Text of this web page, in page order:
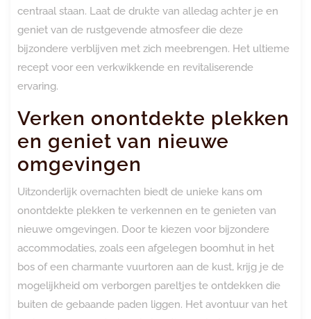
centraal staan. Laat de drukte van alledag achter je en
geniet van de rustgevende atmosfeer die deze
bijzondere verblijven met zich meebrengen. Het ultieme
recept voor een verkwikkende en revitaliserende
ervaring.
Verken onontdekte plekken
en geniet van nieuwe
omgevingen
Uitzonderlijk overnachten biedt de unieke kans om
onontdekte plekken te verkennen en te genieten van
nieuwe omgevingen. Door te kiezen voor bijzondere
accommodaties, zoals een afgelegen boomhut in het
bos of een charmante vuurtoren aan de kust, krijg je de
mogelijkheid om verborgen pareltjes te ontdekken die
buiten de gebaande paden liggen. Het avontuur van het